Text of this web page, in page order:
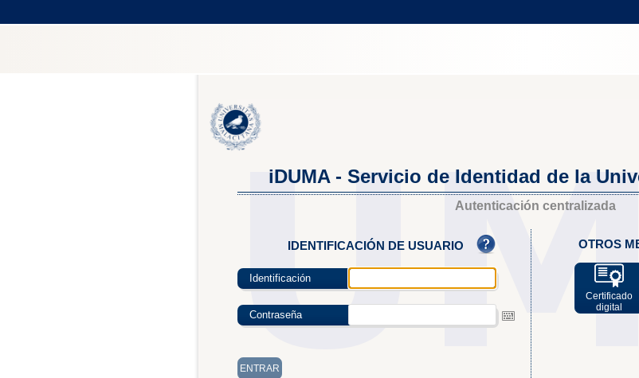
iDUMA - Servicio de Identidad de la
Autenticación centralizada
IDENTIFICACIÓN DE USUARIO
Identificación
Contraseña
OTROS
Certificado
digital